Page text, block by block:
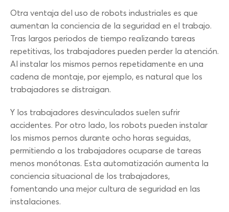
Otra ventaja del uso de robots industriales es que
aumentan la conciencia de la seguridad en el trabajo.
Tras largos periodos de tiempo realizando tareas
repetitivas, los trabajadores pueden perder la atención.
Al instalar los mismos pernos repetidamente en una
cadena de montaje, por ejemplo, es natural que los
trabajadores se distraigan.
Y los trabajadores desvinculados suelen sufrir
accidentes. Por otro lado, los robots pueden instalar
los mismos pernos durante ocho horas seguidas,
permitiendo a los trabajadores ocuparse de tareas
menos monótonas. Esta automatización aumenta la
conciencia situacional de los trabajadores,
fomentando una mejor cultura de seguridad en las
instalaciones.